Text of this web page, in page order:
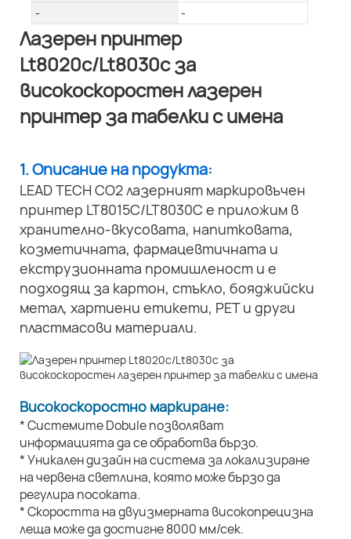
-
-
Лазерен принтер
Lt8020c/Lt8030c за
високоскоростен лазерен
принтер за табелки с имена
1. Описание на продукта:
LEAD TECH CO2 лазерният маркировъчен
принтер LT8015C/LT8030C е приложим в
хранително-вкусовата, напитковата,
козметичната, фармацевтичната и
екструзионната промишленост и е
подходящ за картон, стъкло, бояджийски
метал, хартиени етикети, PET и други
пластмасови материали.
Високоскоростно маркиране:
* Системите Dobule позволяват
информацията да се обработва бързо.
* Уникален дизайн на система за локализиране
на червена светлина, която може бързо да
регулира посоката.
* Скоростта на двуизмерната високопрецизна
леща може да достигне 8000 мм/сек.